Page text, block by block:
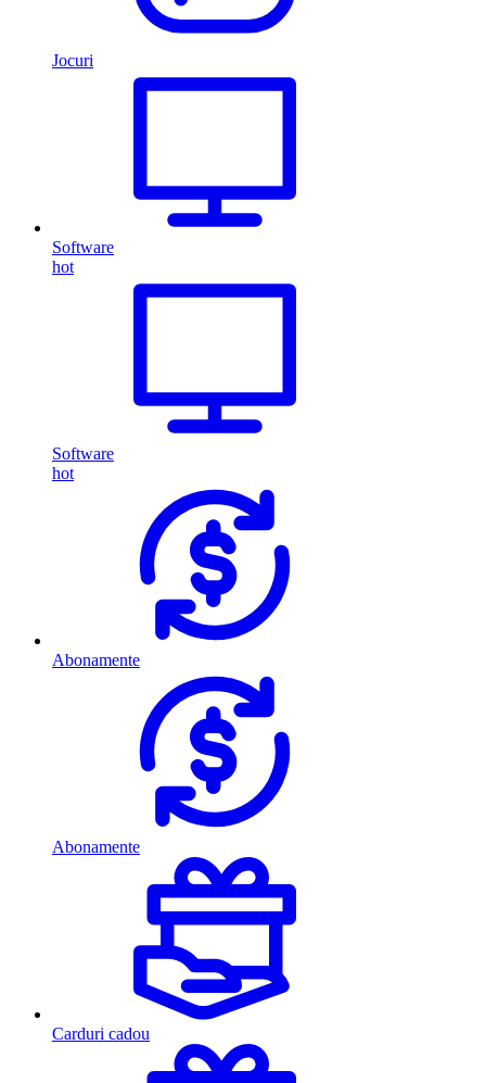
Jocuri
Software
hot
Software
hot
Abonamente
Abonamente
Carduri cadou